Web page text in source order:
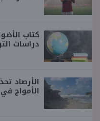
كتاب
دراسات الترم
الأرصاد
الأمواج